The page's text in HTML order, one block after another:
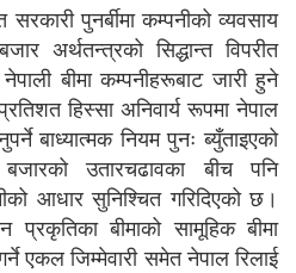
पुनर्बीमा कम्पनीको व्यवसाय
अर्थतन्त्रको सिद्धान्त विपरीत
बीमा कम्पनीहरूबाट जारी हुने
हिस्सा अनिवार्य रूपमा नेपाल
बाध्यात्मक नियम पुनः ब्युँताइएको
उतारचढावका बीच पनि
आधार सुनिश्चित गरिदिएको छ।
प्रकृतिका बीमाको सामूहिक बीमा
एकल जिम्मेवारी समेत नेपाल रिलाई